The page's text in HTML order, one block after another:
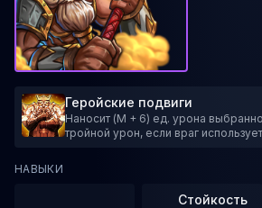
Геройские подвиги
Наносит (M + 6) ед. урона
тройной урон, если враг
НАВЫКИ
Стойкость